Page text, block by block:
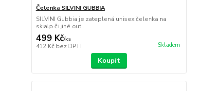
Čelenka SILVINI GUBBIA
SILVINI Gubbia je zateplená unisex čelenka na
skialp či jiné out...
499 Kč/ks
412 Kč bez DPH Skladem
Koupit